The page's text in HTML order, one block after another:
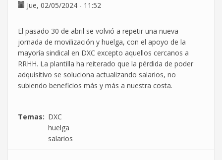
Jue, 02/05/2024 - 11:52
El pasado 30 de abril se volvió a repetir una nueva
jornada de movilización y huelga, con el apoyo de la
mayoría sindical en DXC excepto aquellos cercanos a
RRHH. La plantilla ha reiterado que la pérdida de poder
adquisitivo se soluciona actualizando salarios, no
subiendo beneficios más y más a nuestra costa.
Temas
DXC
huelga
salarios